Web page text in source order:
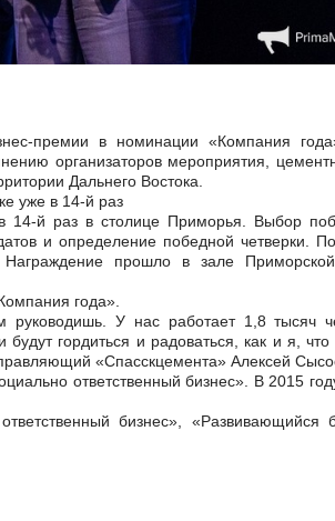
премии в номинации «Компания
организаторов мероприятия,
Дальнего Востока.
уже в 14-й раз
й раз в столице Приморья. Выбор
и определение победной четверки.
прошло в зале
года».
руководишь. У нас работает 1,8 тысяч
гордиться и радоваться, как и я,
«Спасскцемента» Алексей
ответственный бизнес». В 2015
бизнес», «Развивающийся